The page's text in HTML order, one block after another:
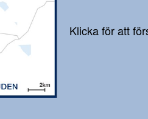
Klicka för att